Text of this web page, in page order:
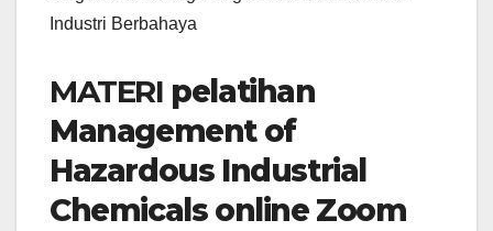
Industri Berbahaya
MATERI pelatihan
Management of
Hazardous Industrial
Chemicals online Zoom